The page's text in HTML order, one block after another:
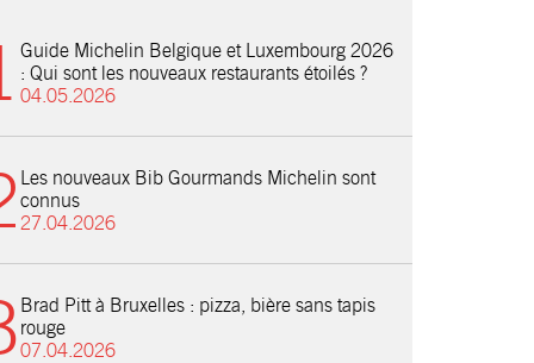
Guide Michelin Belgique et Luxembourg 2026
: Qui sont les nouveaux restaurants étoilés ?
04.05.2026
Les nouveaux Bib Gourmands Michelin sont
connus
27.04.2026
Brad Pitt à Bruxelles : pizza, bière sans tapis
rouge
07.04.2026